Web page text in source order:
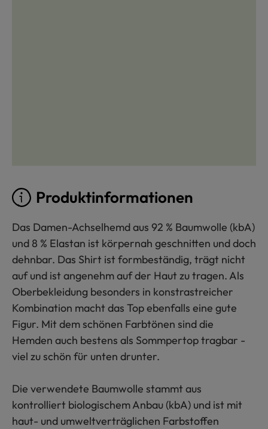
Produktinformationen
Das Damen-Achselhemd aus 92 % Baumwolle (kbA)
und 8 % Elastan ist körpernah geschnitten und doch
dehnbar. Das Shirt ist formbeständig, trägt nicht
auf und ist angenehm auf der Haut zu tragen. Als
Oberbekleidung besonders in konstrastreicher
Kombination macht das Top ebenfalls eine gute
Figur. Mit dem schönen Farbtönen sind die
Hemden auch bestens als Sommpertop tragbar -
viel zu schön für unten drunter.
Die verwendete Baumwolle stammt aus
kontrolliert biologischem Anbau (kbA) und ist mit
haut- und umweltverträglichen Farbstoffen